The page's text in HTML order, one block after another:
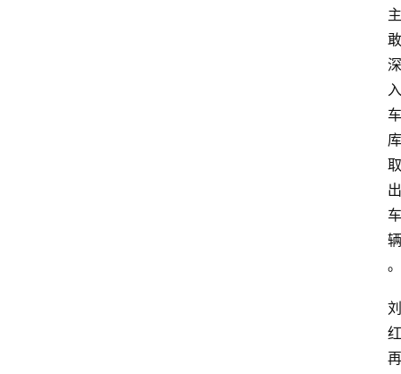
主
敢
深
入
车
库
取
出
车
辆
。
刘
红
再